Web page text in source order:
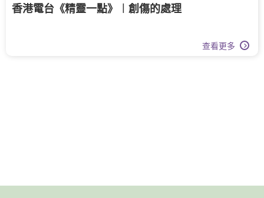
香港電台《精靈一點》︱創傷的處理
查看更多